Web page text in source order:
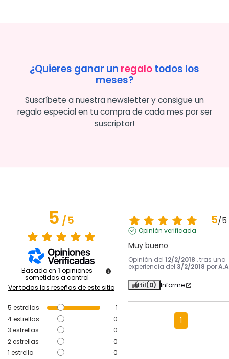
¿Quieres ganar un regalotodos los
meses?
Suscríbete a nuestra newsletter y consigue un
regalo especial en tu compra de cada mes por ser
suscriptor!
5/5
Basado en 1 opiniones
sometidas a control
Ver todas las reseñas de este sitio
5 estrellas
1
4estrellas
0
3 estrellas
0
2estrellas
0
1 estrella 0
5/5
Opinión verificada
Muy bueno
Opinión del 12/2/2018 , tras una
experiencia del 3/2/2018 por
Útil(0) Informe
1